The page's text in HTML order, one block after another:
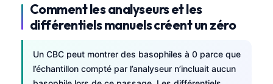
Comment les analyseurs et les
différentiels manuels créent un zéro
Un CBC peut montrer des basophiles à 0 parce que
l’échantillon compté par l’analyseur n’incluait aucun